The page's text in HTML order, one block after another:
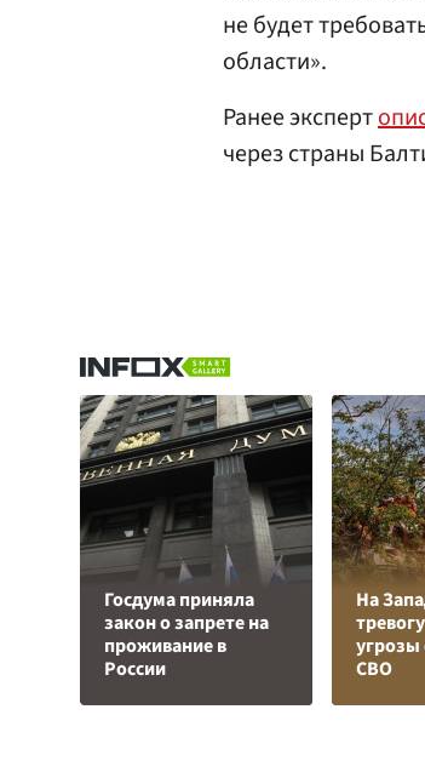
не будет
области».
Ранее эксперт
через страны
Госдума приняла
закон о запрете на
проживание в
России
На
угрозы
СВО